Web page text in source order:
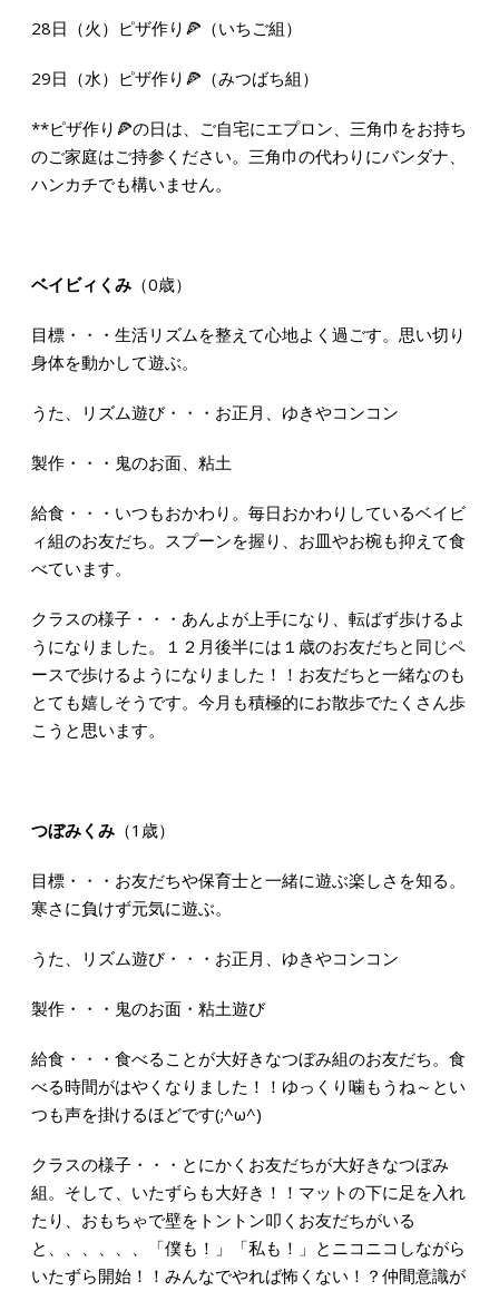
28日（火）ピザ作り🍕（いちご組）
29日（水）ピザ作り🍕（みつばち組）
**ピザ作り🍕の日は、ご自宅にエプロン、三角巾をお持ち
のご家庭はご持参ください。三角巾の代わりにバンダナ、
ハンカチでも構いません。
ベイビィくみ（0歳）
目標・・・生活リズムを整えて心地よく過ごす。思い切り
身体を動かして遊ぶ。
うた、リズム遊び・・・お正月、ゆきやコンコン
製作・・・鬼のお面、粘土
給食・・・いつもおかわり。毎日おかわりしているベイビ
ィ組のお友だち。スプーンを握り、お皿やお椀も抑えて食
べています。
クラスの様子・・・あんよが上手になり、転ばず歩けるよ
うになりました。１２月後半には１歳のお友だちと同じペ
ースで歩けるようになりました！！お友だちと一緒なのも
とても嬉しそうです。今月も積極的にお散歩でたくさん歩
こうと思います。
つぼみくみ（1歳）
目標・・・お友だちや保育士と一緒に遊ぶ楽しさを知る。
寒さに負けず元気に遊ぶ。
うた、リズム遊び・・・お正月、ゆきやコンコン
製作・・・鬼のお面・粘土遊び
給食・・・食べることが大好きなつぼみ組のお友だち。食
べる時間がはやくなりました！！ゆっくり噛もうね～とい
つも声を掛けるほどです(;^ω^)
クラスの様子・・・とにかくお友だちが大好きなつぼみ
組。そして、いたずらも大好き！！マットの下に足を入れ
たり、おもちゃで壁をトントン叩くお友だちがいる
と、、、、、、「僕も！」「私も！」とニコニコしながら
いたずら開始！！みんなでやれば怖くない！？仲間意識が